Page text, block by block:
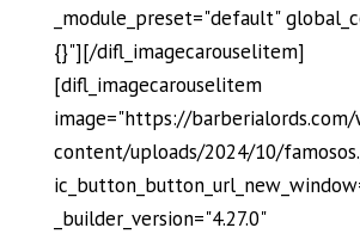
_module_preset="default"
{}"][/difl_imagecarouselitem]
[difl_imagecarouselitem
image="https://
content/uploads/2024/10/
_builder_version="4.27.0"